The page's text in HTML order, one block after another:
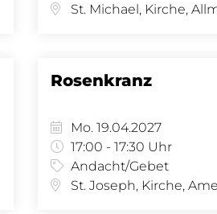
Rosenkranz
Mo. 19.04.2027
17:00 - 17:30 Uhr
Andacht/Gebet